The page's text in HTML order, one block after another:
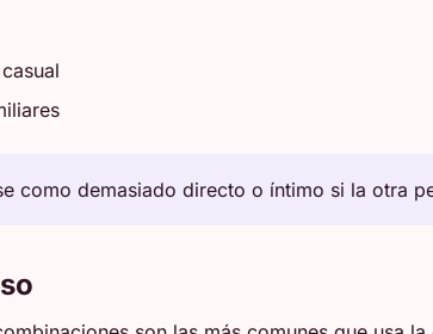
como demasiado directo o íntimo si la otra